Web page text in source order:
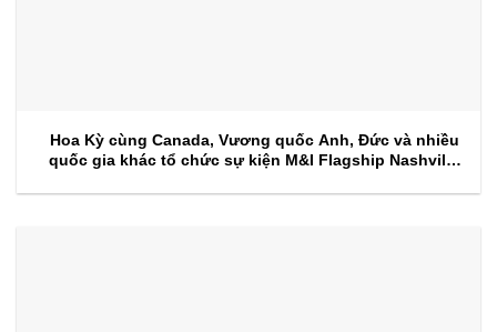
Hoa Kỳ cùng Canada, Vương quốc Anh, Đức và nhiều
quốc gia khác tổ chức sự kiện M&I Flagship Nashville